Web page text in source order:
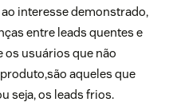
interesse demonstrado,
entre leads quentes e
usuários que não
aqueles que
seja, os leads frios.